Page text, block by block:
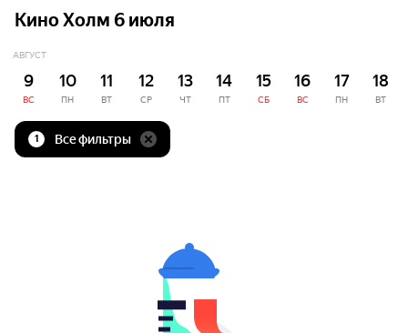
Кино Холм 6 июля
АВГУСТ
9
ВС
10
ПН
11
ВТ
12
СР
13
ЧТ
14
ПТ
15
СБ
16
ВС
17
ПН
18
ВТ
1 Все фильтры